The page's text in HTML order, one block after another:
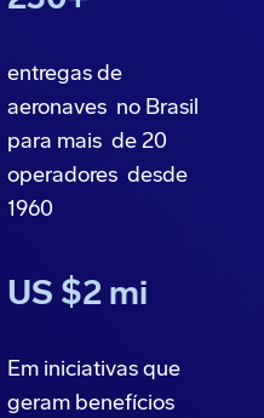
entregas de
aeronaves no Brasil
para mais de 20
operadores desde
1960
US $2 mi
Em iniciativas que
geram benefícios